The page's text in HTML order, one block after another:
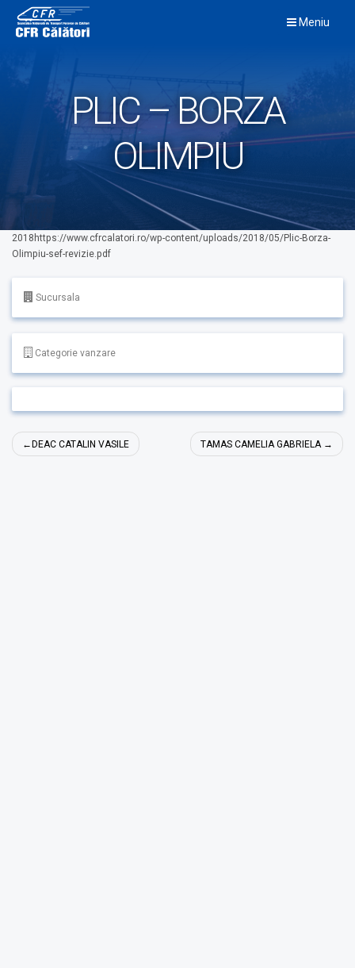
content
Meniu
PLIC – BORZA
OLIMPIU
2018https://www.cfrcalatori.ro/wp-content/uploads/2018/05/Plic-Borza-
Olimpiu-sef-revizie.pdf
Sucursala
Categorie vanzare
Navigare
în
DEAC CATALIN VASILE TAMAS CAMELIA GABRIELA